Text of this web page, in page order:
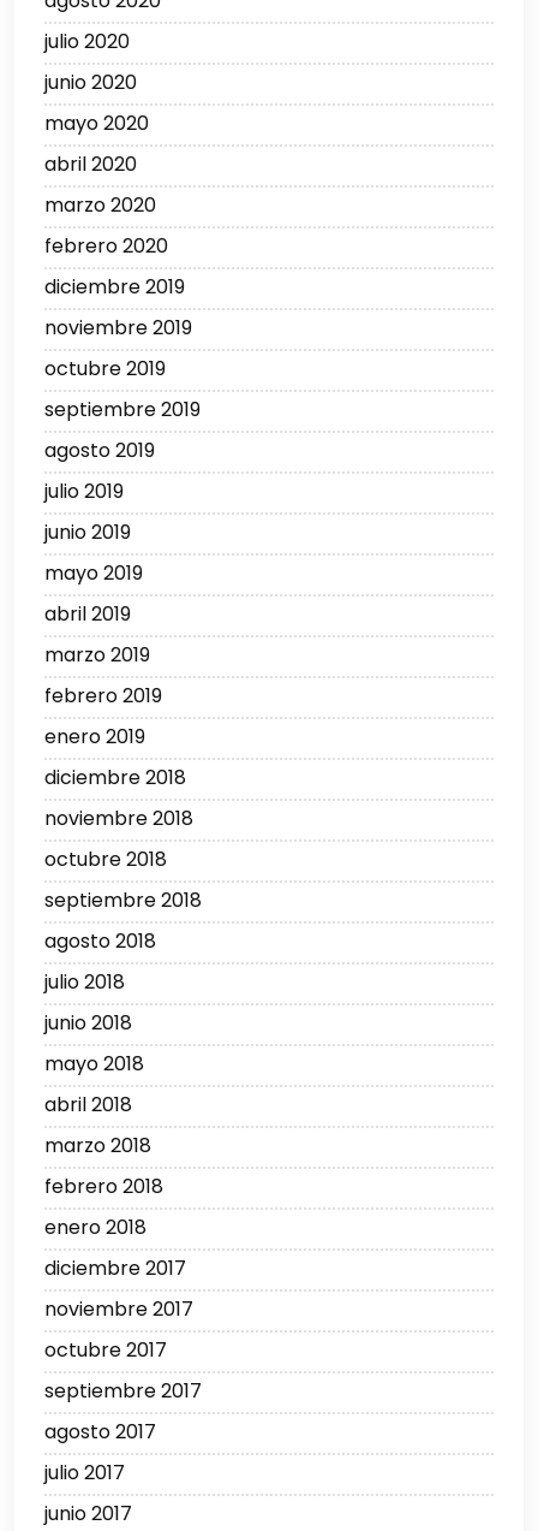
julio 2020
junio 2020
mayo 2020
abril 2020
marzo 2020
febrero 2020
diciembre 2019
noviembre 2019
octubre 2019
septiembre 2019
agosto 2019
julio 2019
junio 2019
mayo 2019
abril 2019
marzo 2019
febrero 2019
enero 2019
diciembre 2018
noviembre 2018
octubre 2018
septiembre 2018
agosto 2018
julio 2018
junio 2018
mayo 2018
abril 2018
marzo 2018
febrero 2018
enero 2018
diciembre 2017
noviembre 2017
octubre 2017
septiembre 2017
agosto 2017
julio 2017
junio 2017